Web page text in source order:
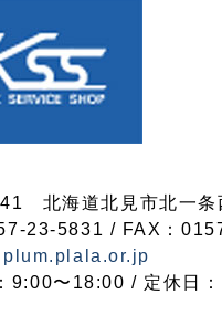
北海道北見市北一条
23-5831 / FAX：
9:00〜18:00 / 定休日：